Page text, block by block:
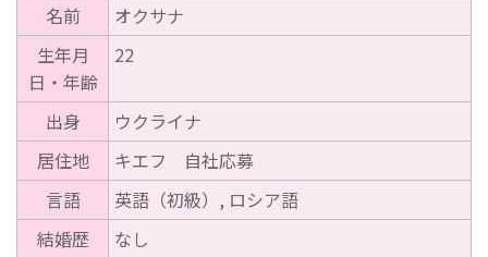
名前
オクサナ
生年月
日・年齢
22
出身
ウクライナ
居住地
キエフ 自社応募
言語
英語（初級）, ロシア語
結婚歴
なし